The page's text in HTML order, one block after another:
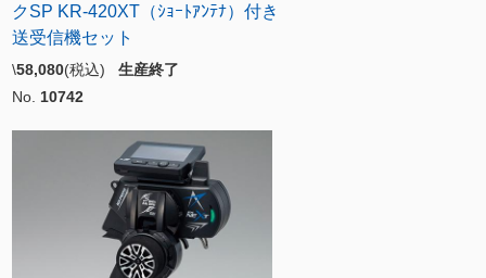
クSP KR-420XT（ｼｮｰﾄｱﾝﾃﾅ）付き
送受信機セット
\58,080(税込) 生産終了
No. 10742